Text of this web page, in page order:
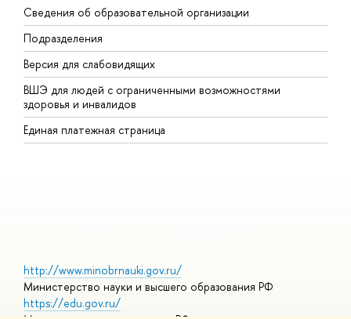
Сведения об образовательной организации
Подразделения
Версия для слабовидящих
ВШЭ для людей с ограниченными возможностями
здоровья и инвалидов
Единая платежная страница
http://www.minobrnauki.gov.ru/
Министерство науки и высшего образования РФ
https://edu.gov.ru/